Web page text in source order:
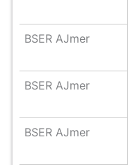
BSER AJmer
BSER AJmer
BSER AJmer